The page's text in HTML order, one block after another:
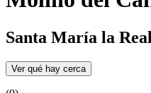
Santa María la
Ver qué hay cerca